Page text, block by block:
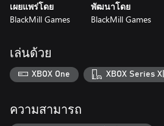
- Fight across The Italian Alps in dynamic
streets to vertical cliffs
- Immerse yourself in the Great War with
maps, weapons, uniforms & music
Console Cross-Platform Play allows you
higher match population.
เผยแพร่โดย
BlackMill Games
พัฒนาโดย
BlackMill Games
เล่นด้วย
XBOX One XBOX Series
ความสามารถ